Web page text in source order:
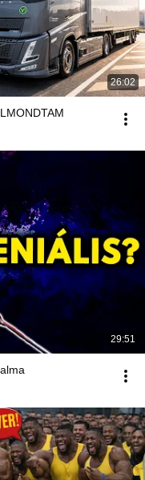
26:02
29:51